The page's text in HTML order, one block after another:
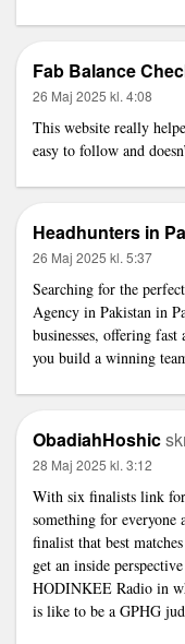
Fab Balance
26 Maj 2025 kl. 4:08
This website really
easy to follow and
Headhunters in
26 Maj 2025 kl. 5:37
Searching for the
Agency in Pakistan in
businesses, offering
you build a winning
ObadiahHoshic
28 Maj 2025 kl. 3:12
With six finalists link
something for everyone
finalist that best
get an inside
HODINKEE Radio in
is like to be a GPHG